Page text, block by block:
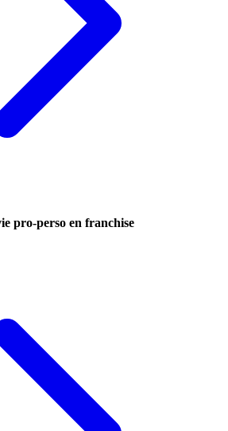
pro-perso en franchise